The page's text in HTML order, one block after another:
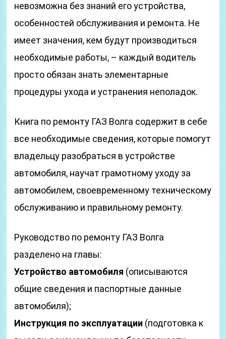
невозможна без знаний его устройства,
особенностей обслуживания и ремонта. Не
имеет значения, кем будут производиться
необходимые работы, – каждый водитель
просто обязан знать элементарные
процедуры ухода и устранения неполадок.
Книга по ремонту ГАЗ Волга содержит в себе
все необходимые сведения, которые помогут
владельцу разобраться в устройстве
автомобиля, научат грамотному уходу за
автомобилем, своевременному техническому
обслуживанию и правильному ремонту.
Руководство по ремонту ГАЗ Волга
разделено на главы:
Устройство автомобиля (описываются
общие сведения и паспортные данные
автомобиля);
Инструкция по эксплуатации (подготовка к